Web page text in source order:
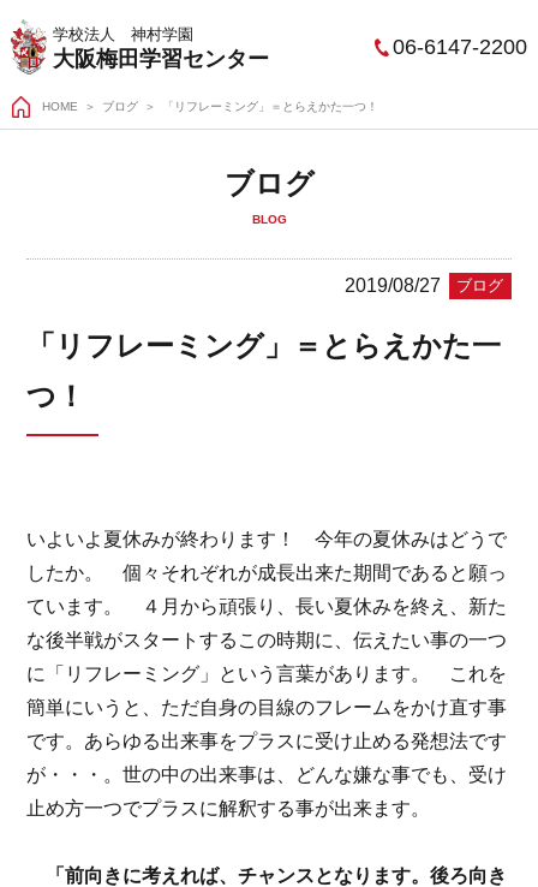
学校法人 神村学園
大阪梅田学習センター 06-6147-2200
HOME ＞ ブログ 「リフレーミング」＝とらえかた一つ！
ブログ
BLOG
2019/08/27 ブログ
「リフレーミング」＝とらえかた一
つ！
いよいよ夏休みが終わります！ 今年の夏休みはどうで
したか。 個々それぞれが成長出来た期間であると願っ
ています。 ４月から頑張り、長い夏休みを終え、新た
な後半戦がスタートするこの時期に、伝えたい事の一つ
に「リフレーミング」という言葉があります。 これを
簡単にいうと、ただ自身の目線のフレームをかけ直す事
です。あらゆる出来事をプラスに受け止める発想法です
が・・・。世の中の出来事は、どんな嫌な事でも、受け
止め方一つでプラスに解釈する事が出来ます。
「前向きに考えれば、チャンスとなります。後ろ向き